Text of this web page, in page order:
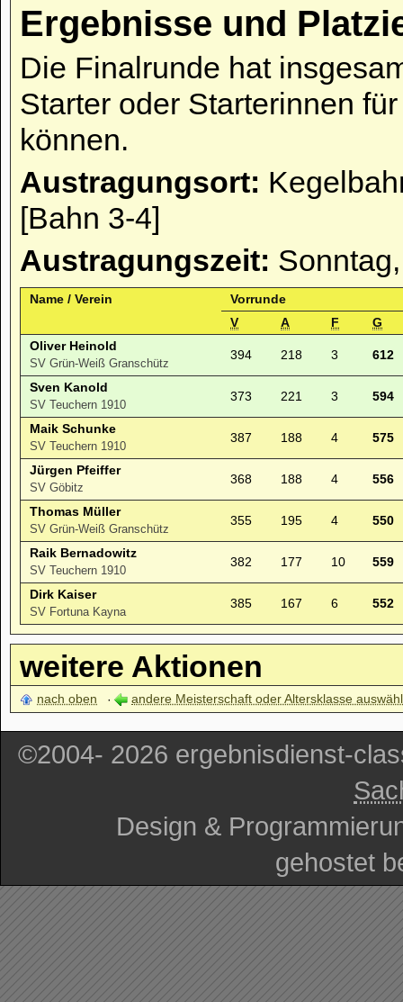
Ergebnisse und
Die Finalrunde hat
Starter oder Starterinnen
können.
Austragungsort:
[Bahn 3-4]
Austragungszeit:
Name / Verein
Vorrunde
V
A F
G
Oliver Heinold
SV Grün-Weiß Granschütz
394 218 3 612
Sven Kanold
SV Teuchern 1910
373 221 3 594
Maik Schunke
SV Teuchern 1910
387 188 4 575
Jürgen Pfeiffer
SV Göbitz
368 188 4 556
Thomas Müller
SV Grün-Weiß Granschütz
355 195 4 550
Raik Bernadowitz
SV Teuchern 1910
382 177 10 559
Dirk Kaiser
SV Fortuna Kayna
385 167 6 552
weitere Aktionen
nach oben andere Meisterschaft oder Altersklasse
©2004- 2026 ergebnisdienst-
Design &
gehostet